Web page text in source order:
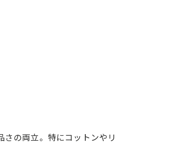
の両立。特にコットンやリ